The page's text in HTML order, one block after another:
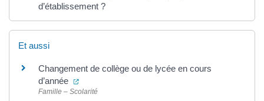
d’établissement ?
Et aussi
Changement de collège ou de lycée en cours
d’année
(ouverture dans un nouvel onglet)
Famille – Scolarité